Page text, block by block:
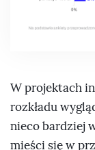
W projektach
rozkładu
nieco bardziej
mieści się w